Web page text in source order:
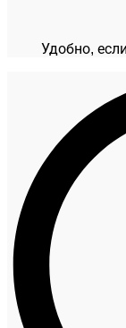
Удобно,